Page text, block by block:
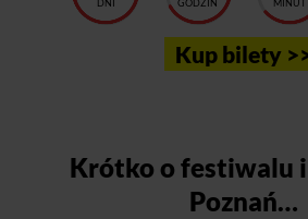
Kup bilety
Krótko o festiwalu
Poznań…